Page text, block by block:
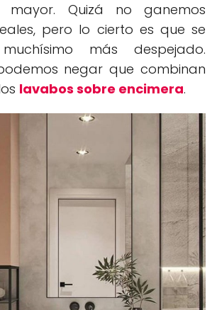
mayor. Quizá no ganemos
pero lo cierto es que se
más despejado.
negar que combinan
lavabos sobre encimera.